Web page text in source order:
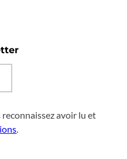
avoir lu et
.